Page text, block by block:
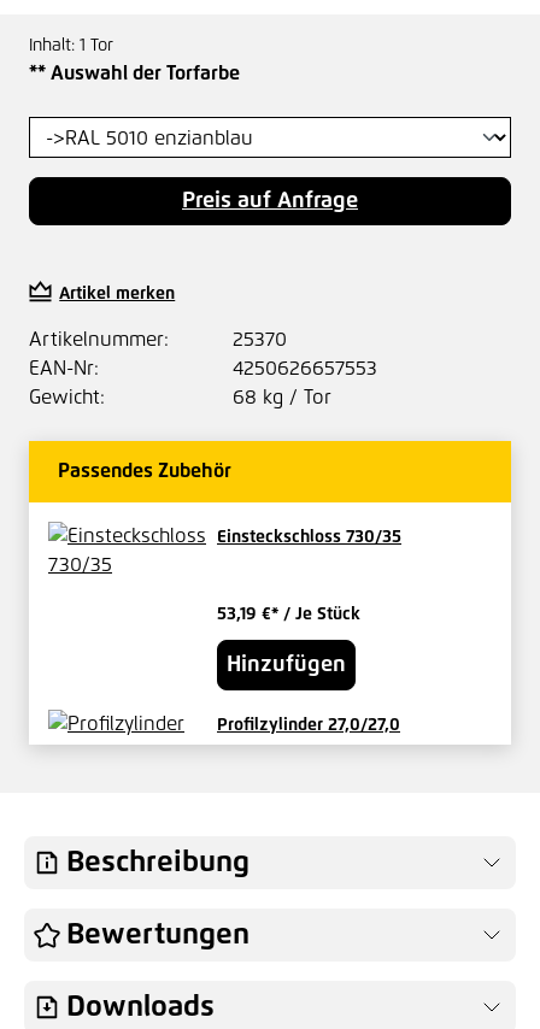
Inhalt: 1 Tor
** Auswahl der Torfarbeauswählen
Preis auf Anfrage
Artikel merken
Artikelnummer:
25370
EAN-Nr:
4250626657553
Gewicht:
68 kg / Tor
Passendes Zubehör
Einsteckschloss 730/35
53,19 €* / Je Stück
Hinzufügen
Profilzylinder 27,0/27,0
Beschreibung
Bewertungen
Downloads